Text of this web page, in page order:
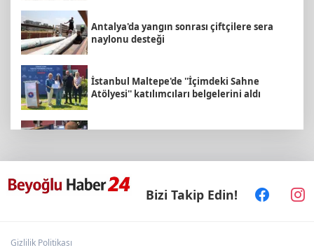
Antalya'da yangın sonrası çiftçilere sera
naylonu desteği
İstanbul Maltepe'de ''İçimdeki Sahne
Atölyesi'' katılımcıları belgelerini aldı
Konya'da Bisiklet Festivali heyecanı başladı
Bizi Takip Edin!
Gizlilik Politikası